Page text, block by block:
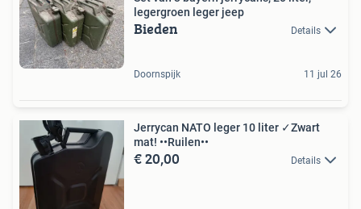
legergroen leger jeep
Bieden Details
Doornspijk 11 jul 26
Jerrycan NATO leger 10 liter ✓Zwart
mat! ••Ruilen••
€ 20,00 Details